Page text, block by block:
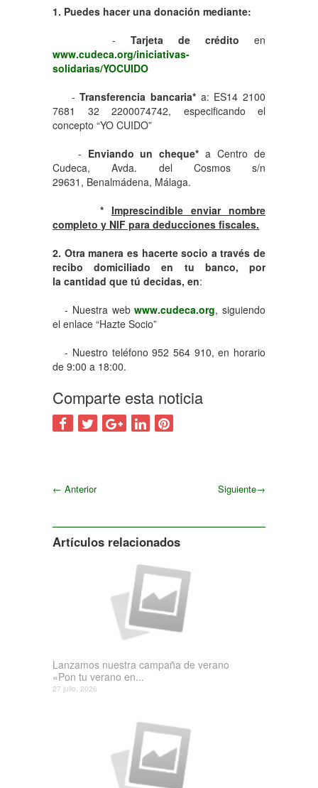
1. Puedes hacer una donación mediante:
- Tarjeta de crédito en
www.cudeca.org/iniciativas-
solidarias/YOCUIDO
-Transferencia bancaria* a: ES14 2100
7681 32 2200074742, especificando el
concepto “YO CUIDO”
- Enviando un cheque*a Centro de
Cudeca, Avda. del Cosmos s/n
29631, Benalmádena, Málaga.
* Imprescindible enviar nombre
completo y NIF para deducciones fiscales.
2. Otra manera es hacerte socio a través de
recibo domiciliado en tu banco, por
la cantidad que tú decidas, en:
- Nuestra webwww.cudeca.org, siguiendo
el enlace “Hazte Socio”
- Nuestro teléfono 952 564 910, en horario
de 9:00 a 18:00.
Comparte esta noticia
← Anterior Siguiente→
Artículos relacionados
Lanzamos nuestra campaña de verano
«Pon tu verano en...
27 julio, 2026